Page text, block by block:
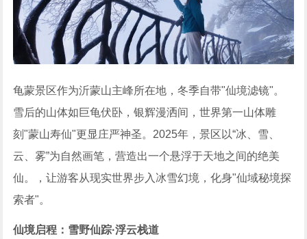
龟蒙景区作为沂蒙山主峰所在地，冬季自带"仙境滤镜"。
雪后的山体如巨龟伏卧，银辉漫洒间，世界第一山体雕
刻"蒙山寿仙"更显庄严神圣。2025年，景区以“冰、雪、
云、雾”为自然画笔，营造出一个悬浮于天地之间的绝美
仙。，让游客从现实世界步入冰雪幻境，化身"仙域秘境探
索者"。
仙境启程：雪野仙踪·浮云栈道